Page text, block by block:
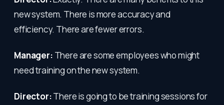
new system. There is more accuracy and
efficiency. There are fewer errors.
Manager: There are some employees who might
need training on the new system.
Director:There is going to be training sessions for